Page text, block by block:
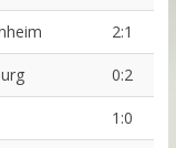
2:1
0:2
1:0